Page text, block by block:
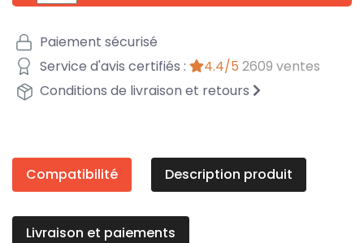
Paiement sécurisé
Service d'avis certifiés :
4.4/5 2609 ventes
Conditions de livraison et retours
Compatibilité Description produit
Livraison et paiements